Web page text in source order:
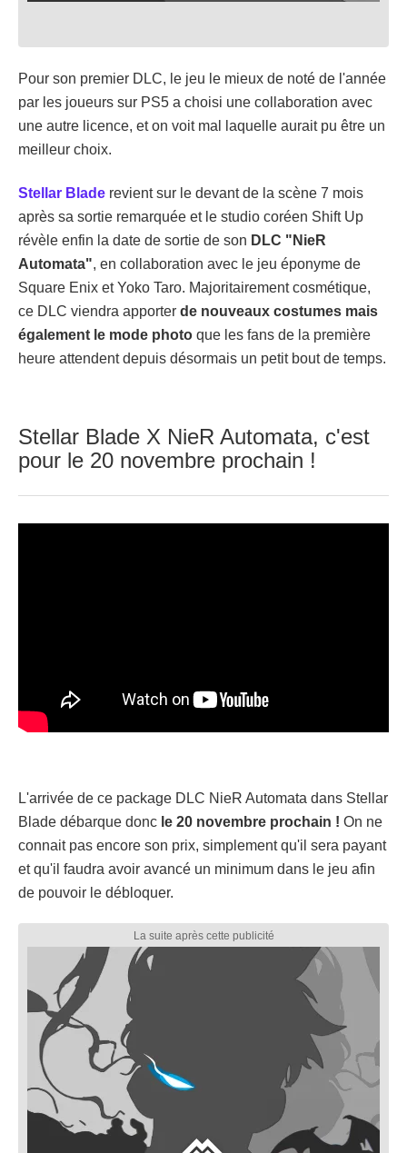
Pour son premier DLC, le jeu le mieux de noté de l'année
par les joueurs sur PS5 a choisi une collaboration avec
une autre licence, et on voit mal laquelle aurait pu être un
meilleur choix.
Stellar Blade revient sur le devant de la scène 7 mois
après sa sortie remarquée et le studio coréen Shift Up
révèle enfin la date de sortie de son DLC "NieR
Automata", en collaboration avec le jeu éponyme de
Square Enix et Yoko Taro. Majoritairement cosmétique,
ce DLC viendra apporter de nouveaux costumes mais
également le mode photo que les fans de la première
heure attendent depuis désormais un petit bout de temps.
Stellar Blade X NieR Automata, c'est
pour le 20 novembre prochain !
L'arrivée de ce package DLC NieR Automata dans Stellar
Blade débarque donc le 20 novembre prochain ! On ne
connait pas encore son prix, simplement qu'il sera payant
et qu'il faudra avoir avancé un minimum dans le jeu afin
de pouvoir le débloquer.